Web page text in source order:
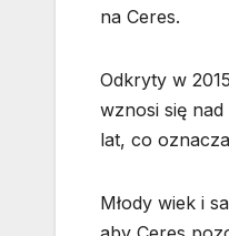
na Ceres.
Odkryty w
wznosi się
lat, co
Młody wiek i